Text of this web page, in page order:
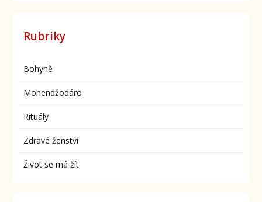
Rubriky
Bohyně
Mohendžodáro
Rituály
Zdravé ženství
Život se má žít